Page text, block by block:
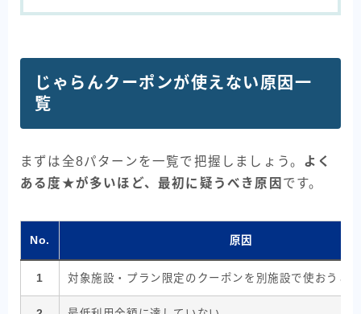
じゃらんクーポンが使えない原因一
覧
まずは全8パターンを一覧で把握しましょう。 よく
ある度★が多いほど、最初に疑うべき原因 です。
No. 原因
1 対象施設・プラン限定のクーポンを別施設で使おうと